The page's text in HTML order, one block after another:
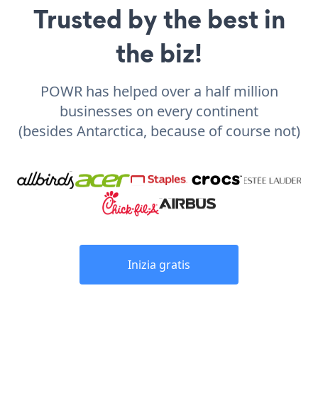
Trusted by the best in
the biz!
POWR has helped over a half million
businesses on every continent
(besides Antarctica, because of course not)
Inizia gratis